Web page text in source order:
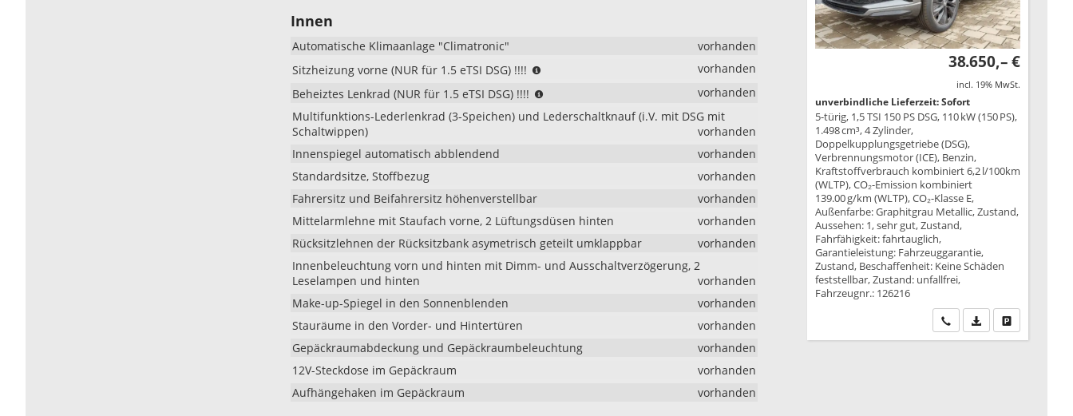
Innen
Automatische Klimaanlage "Climatronic"
vorhanden
Sitzheizung vorne (NUR für 1.5 eTSI DSG) !!!!
1.5
eTSI
vorhanden
Beheiztes Lenkrad (NUR für 1.5 eTSI DSG) !!!!
1.5
vorhanden
Multifunktions-Lederlenkrad (3-Speichen) und Lederschaltknauf (i.V. mit DSG mit
Schaltwippen)
vorhanden
Innenspiegel automatisch abblendend
vorhanden
Standardsitze, Stoffbezug
vorhanden
Fahrersitz und Beifahrersitz höhenverstellbar
vorhanden
Mittelarmlehne mit Staufach vorne, 2 Lüftungsdüsen hinten
vorhanden
Rücksitzlehnen der Rücksitzbank asymetrisch geteilt umklappbar
vorhanden
Innenbeleuchtung vorn und hinten mit Dimm- und Ausschaltverzögerung, 2
Leselampen und hinten
vorhanden
Make-up-Spiegel in den Sonnenblenden
vorhanden
Stauräume in den Vorder- und Hintertüren
vorhanden
Gepäckraumabdeckung und Gepäckraumbeleuchtung
vorhanden
12V-Steckdose im Gepäckraum
vorhanden
Aufhängehaken im Gepäckraum
vorhanden
38.650,– €
incl. 19% MwSt.
unverbindliche Lieferzeit: Sofort
5-türig, 1,5 TSI 150 PS DSG, 110 kW (150 PS),
1.498 cm³, 4 Zylinder,
Doppelkupplungsgetriebe (DSG),
Verbrennungsmotor (ICE), Benzin,
Kraftstoffverbrauch kombiniert 6,2 l/100km
(WLTP), CO₂-Emission kombiniert
139.00 g/km (WLTP), CO₂-Klasse E,
Außenfarbe: Graphitgrau Metallic, Zustand,
Aussehen: 1, sehr gut, Zustand,
Fahrfähigkeit: fahrtauglich,
Garantieleistung: Fahrzeuggarantie,
Zustand, Beschaffenheit: Keine Schäden
feststellbar, Zustand: unfallfrei,
Fahrzeugnr.: 126216
Wir rufen Sie an
PDF-Datei,Drucken,